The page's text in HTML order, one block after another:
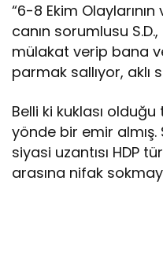
“6-8 Ekim
canın sorumlusu
mülakat verip bana
parmak sallıyor, aklı
Belli ki kuklası
yönde bir emir
siyasi uzantısı HDP
arasına nifak